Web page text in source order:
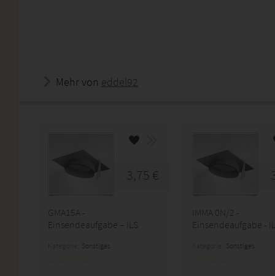
Mehr von eddel92
3,75 €
GMA15A -
Einsendeaufgabe – ILS
Sonstiges
IMMA 0N/2 -
Einsendeaufgabe -
Sonstiges